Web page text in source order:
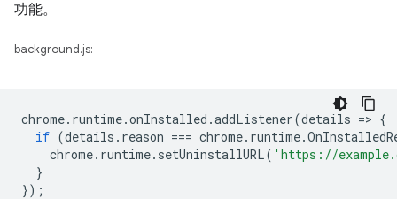
功能。
background.js:
chrome. runtime.onInstalled .addListener(details => {
if (details . reason === chrome. runtime.
chrome. runtime. setUninstallURL( 'https://
}
});